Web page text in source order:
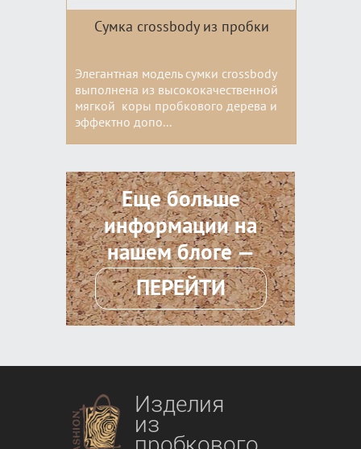
Сумка crossbody из пробки
Элегантная модель сумки crossbody
выполнена из высококачественной
мягкой коры пробкового дерева и
эффектно допо...
Цвета:
Еще больше
информации на
нашем блоге —
ПЕРЕЙТИ
Изделия
из